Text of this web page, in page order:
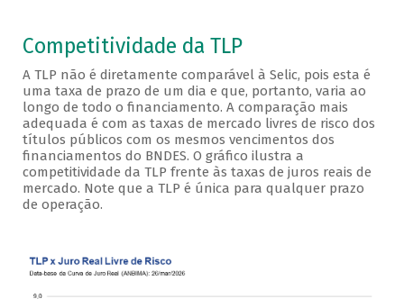
Competitividade da TLP
A TLP não é diretamente comparável à Selic, pois esta é
uma taxa de prazo de um dia e que, portanto, varia ao
longo de todo o financiamento. A comparação mais
adequada é com as taxas de mercado livres de risco dos
títulos públicos com os mesmos vencimentos dos
financiamentos do BNDES. O gráfico ilustra a
competitividade da TLP frente às taxas de juros reais de
mercado. Note que a TLP é única para qualquer prazo
de operação.